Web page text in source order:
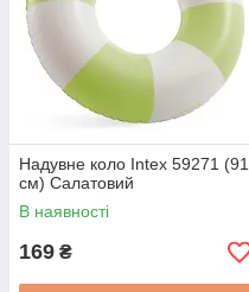
Надувне коло Intex 59271 (91
см) Салатовий
В наявності
169 ₴